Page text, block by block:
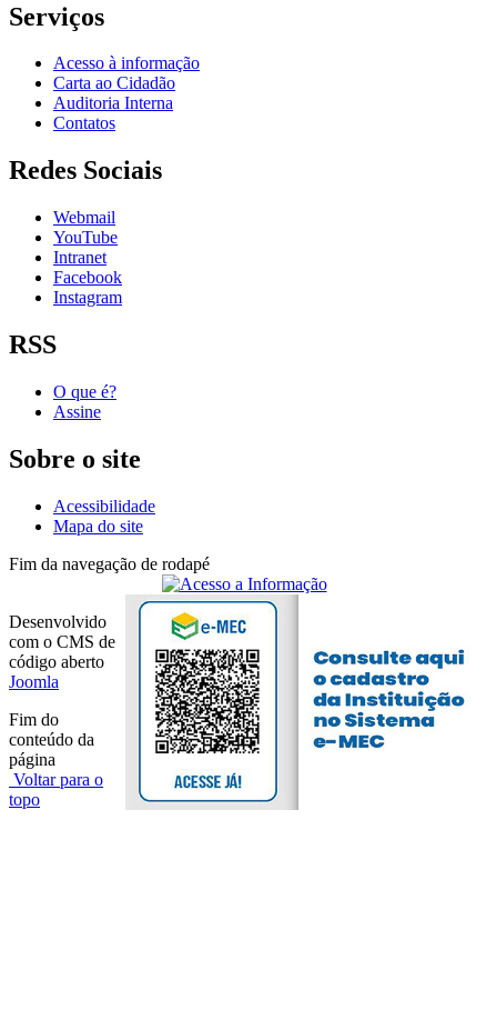
Serviços
Acesso à informação
Carta ao Cidadão
Auditoria Interna
Contatos
Redes Sociais
Webmail
YouTube
Intranet
Facebook
Instagram
RSS
O que é?
Assine
Sobre o site
Acessibilidade
Mapa do site
Fim da navegação de rodapé
Desenvolvido
com o CMS de
código aberto
Joomla
Fim do
conteúdo da
página
Voltar para o
topo